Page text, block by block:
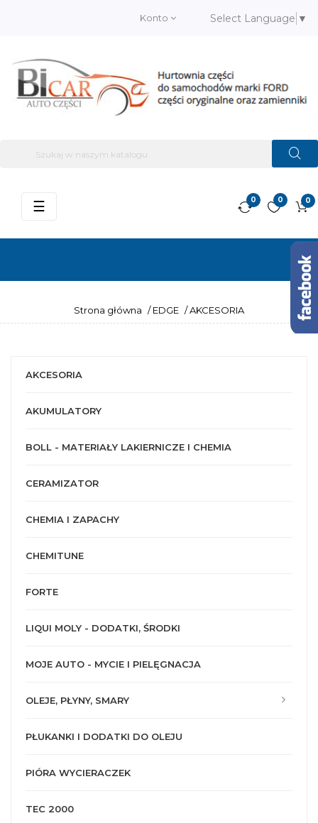
Konto Select Language ▼
0
0
0
Przełącz
☰
Strona główna / EDGE /AKCESORIA
AKCESORIA
AKUMULATORY
BOLL - MATERIAŁY LAKIERNICZE I CHEMIA
CERAMIZATOR
CHEMIA I ZAPACHY
CHEMITUNE
FORTE
LIQUI MOLY - DODATKI, ŚRODKI
MOJE AUTO - MYCIE I PIELĘGNACJA
OLEJE, PŁYNY, SMARY
PŁUKANKI I DODATKI DO OLEJU
PIÓRA WYCIERACZEK
TEC 2000